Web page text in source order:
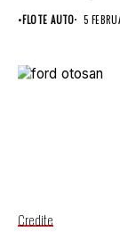
până la...
•FLOTE AUTO 5
Credite